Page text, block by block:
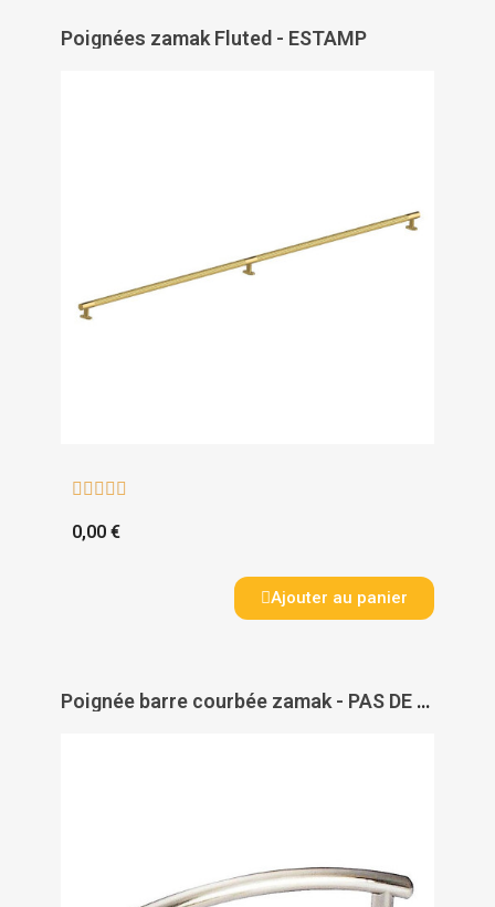
Poignées zamak Fluted - ESTAMP
    
0,00 €
Ajouter au panier
Poignée barre courbée zamak - PAS DE MARQUE